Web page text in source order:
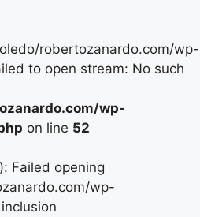
robertozanardo.com/wp-
to open stream: No such
wp-
on line 52
Failed opening
wp-